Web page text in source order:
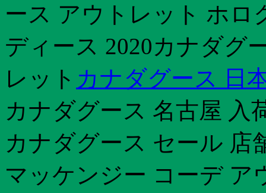
ース アウトレット ホロ
ディース 2020カナダグ
レット カナダグース 日
カナダグース 名古屋 入
カナダグース セール 店
マッケンジー コーデ ア